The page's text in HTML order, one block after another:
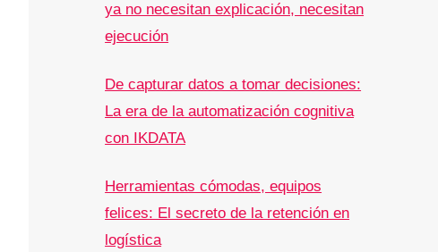
ya no necesitan explicación, necesitan
ejecución
De capturar datos a tomar decisiones:
La era de la automatización cognitiva
con IKDATA
Herramientas cómodas, equipos
felices: El secreto de la retención en
logística